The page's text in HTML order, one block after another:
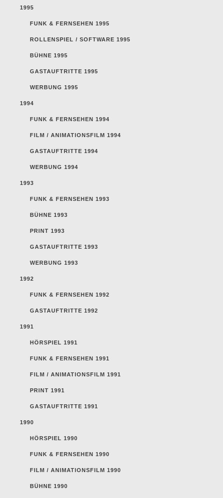
1995
FUNK & FERNSEHEN 1995
ROLLENSPIEL / SOFTWARE 1995
BÜHNE 1995
GASTAUFTRITTE 1995
WERBUNG 1995
1994
FUNK & FERNSEHEN 1994
FILM / ANIMATIONSFILM 1994
GASTAUFTRITTE 1994
WERBUNG 1994
1993
FUNK & FERNSEHEN 1993
BÜHNE 1993
PRINT 1993
GASTAUFTRITTE 1993
WERBUNG 1993
1992
FUNK & FERNSEHEN 1992
GASTAUFTRITTE 1992
1991
HÖRSPIEL 1991
FUNK & FERNSEHEN 1991
FILM / ANIMATIONSFILM 1991
PRINT 1991
GASTAUFTRITTE 1991
1990
HÖRSPIEL 1990
FUNK & FERNSEHEN 1990
FILM / ANIMATIONSFILM 1990
BÜHNE 1990